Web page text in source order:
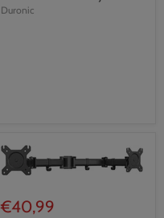
Duronic
€40,99